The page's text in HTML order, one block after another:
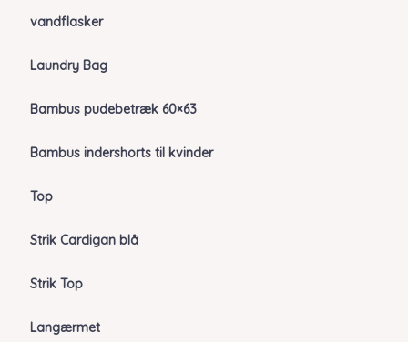
vandflasker
Laundry Bag
Bambus pudebetræk 60×63
Bambus indershorts til kvinder
Top
Strik Cardigan blå
Strik Top
Langærmet